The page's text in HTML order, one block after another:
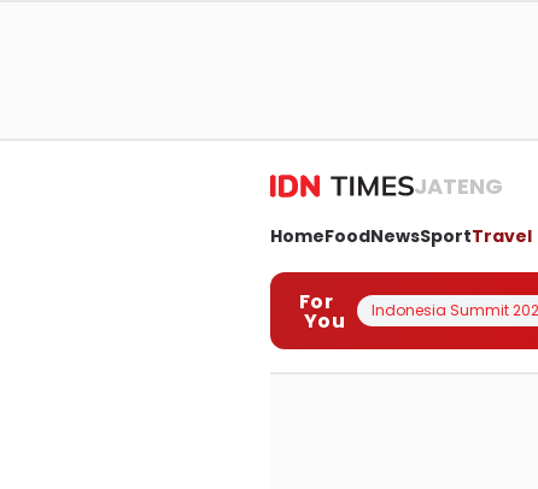
JATENG
HomeFoodNewsSportTravel
For
You Indonesia Summit